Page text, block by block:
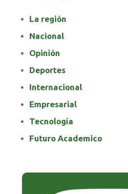
La región
Nacional
Opinión
Deportes
Internacional
Empresarial
Tecnología
Futuro Academico